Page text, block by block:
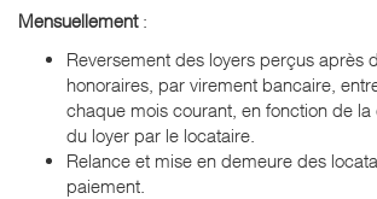
Mensuellement:
Reversement des loyers perçus après
honoraires, par virement bancaire,
chaque mois courant, en fonction de
du loyer par le locataire.
Relance et mise en demeure des
paiement.